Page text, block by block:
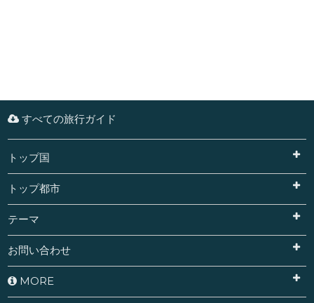
すべての旅行ガイド
トップ国
トップ都市
テーマ
お問い合わせ
MORE